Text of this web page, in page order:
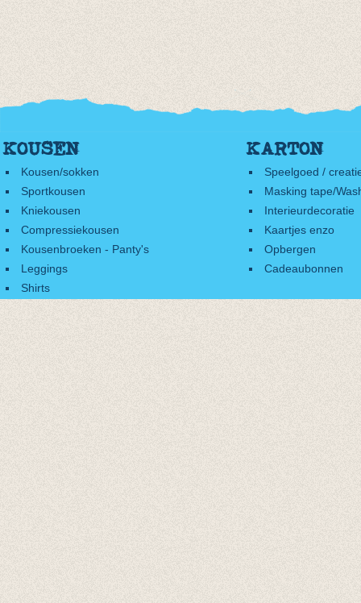
KOUSEN
Kousen/sokken
Sportkousen
Kniekousen
Compressiekousen
Kousenbroeken - Panty's
Leggings
Shirts
KARTON
Speelgoed /
Masking tape/
Interieurdecoratie
Kaartjes enzo
Opbergen
Cadeaubonnen